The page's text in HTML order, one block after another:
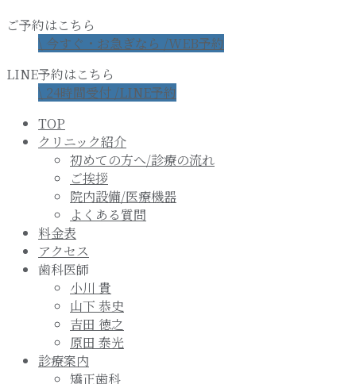
ご予約はこちら
\ 今すぐ・お急ぎなら /WEB予約
LINE予約はこちら
\ 24時間受付 /LINE予約
TOP
クリニック紹介
初めての方へ/診療の流れ
ご挨拶
院内設備/医療機器
よくある質問
料金表
アクセス
歯科医師
小川 貴
山下 恭史
吉田 徳之
原田 泰光
診療案内
矯正歯科